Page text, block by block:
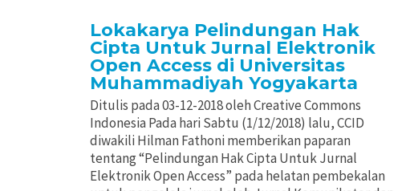
Lokakarya Pelindungan Hak
Cipta Untuk Jurnal Elektronik
Open Access di Universitas
Muhammadiyah Yogyakarta
Ditulis pada 03-12-2018 oleh Creative Commons
Indonesia Pada hari Sabtu (1/12/2018) lalu, CCID
diwakili Hilman Fathoni memberikan paparan
tentang “Pelindungan Hak Cipta Untuk Jurnal
Elektronik Open Access” pada helatan pembekalan